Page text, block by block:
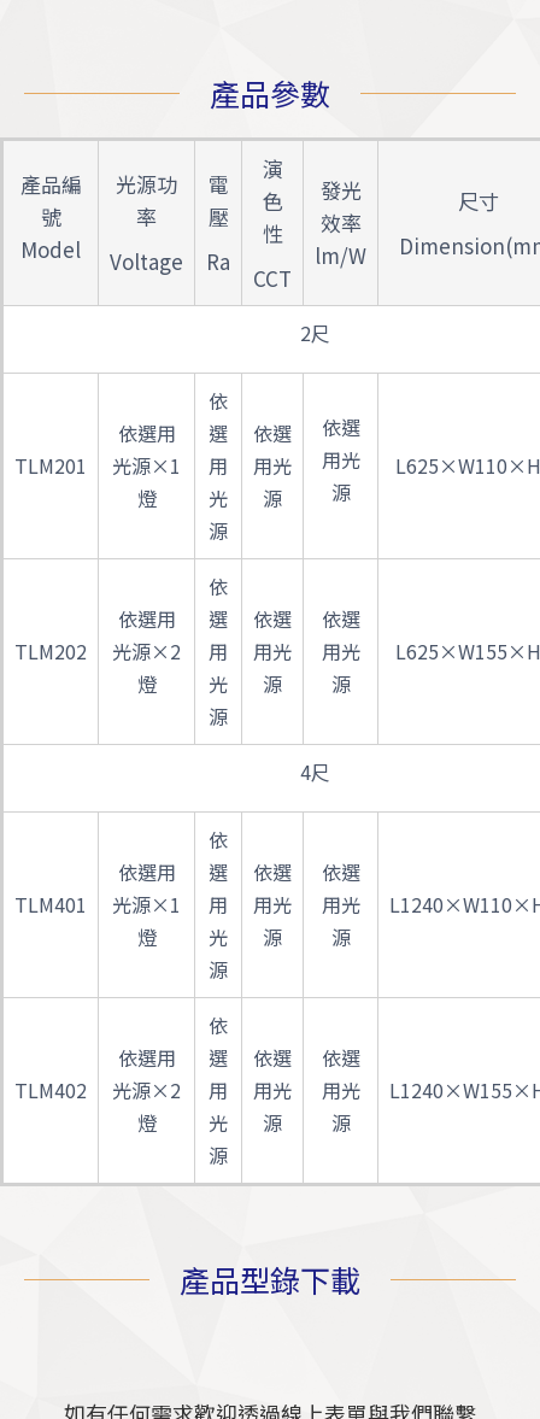
產品參數
產品編
號
Model
光源功
率
Voltage
電
壓
Ra
演
色
性
CCT
發光
效率
lm/W
尺寸
2尺
TLM201
依選用
光源×1
燈
依
選
用
光
源
依選
用光
源
依選
用光
源
TLM202
依選用
光源×2
燈
依
選
用
光
源
依選
用光
源
依選
用光
源
4尺
TLM401
依選用
光源×1
燈
依
選
用
光
源
依選
用光
源
依選
用光
源
TLM402
依選用
光源×2
燈
依
選
用
光
源
依選
用光
源
依選
用光
源
產品型錄下載